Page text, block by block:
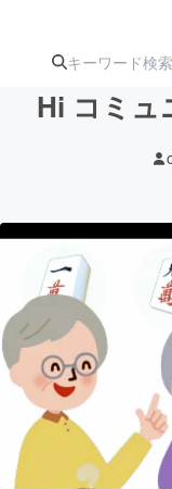
アート
テクノ
映像・
ビジネ
Hi コミ